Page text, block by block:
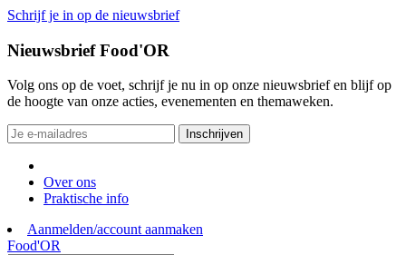
Schrijf je in op de nieuwsbrief
Nieuwsbrief Food'OR
Volg ons op de voet, schrijf je nu in op onze nieuwsbrief en blijf op
de hoogte van onze acties, evenementen en themaweken.
Inschrijven
Over ons
Praktische info
Aanmelden/account aanmaken
Food'OR